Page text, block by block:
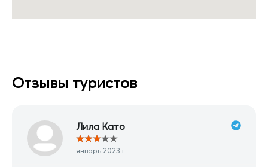
Отзывы туристов
Лила Като
★★★★★
январь 2023 г.